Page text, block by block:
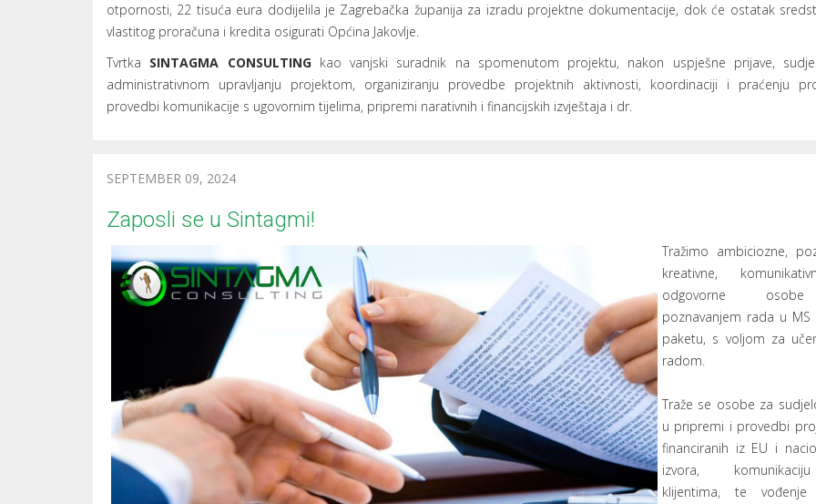
otpornosti, 22 tisuća eura dodijelila je Zagrebačka županija za izradu projektne dokumentacije, dok će ostatak
vlastitog proračuna i kredita osigurati Općina Jakovlje.
Tvrtka SINTAGMA CONSULTINGkao vanjski suradnik na spomenutom projektu, nakon uspješne prijave,
administrativnom upravljanju projektom, organiziranju provedbe projektnih aktivnosti, koordinaciji i praćenju
provedbi komunikacije s ugovornim tijelima, pripremi narativnih i financijskih izvještaja i dr.
SEPTEMBER 09, 2024
Zaposli se u Sintagmi!
Tražimo ambiciozne,
kreativne,
odgovorne
poznavanjem rada u MS
paketu, s voljom za
radom.
Traže se osobe za
u pripremi i provedbi
financiranih iz EU i
izvora,
klijentima, te vođenje